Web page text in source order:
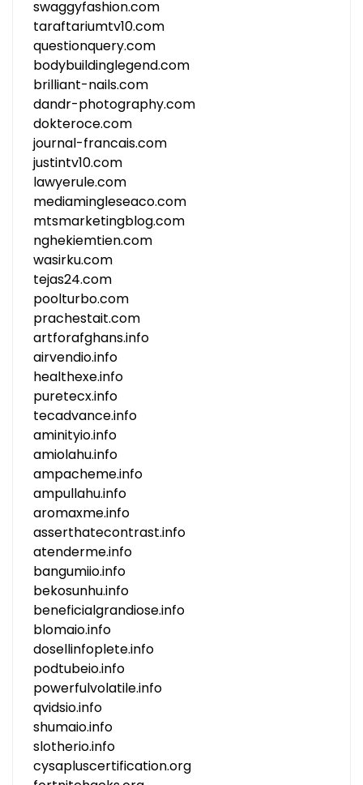
swaggyfashion.com
taraftariumtv10.com
questionquery.com
bodybuildinglegend.com
brilliant-nails.com
dandr-photography.com
dokteroce.com
journal-francais.com
justintv10.com
lawyerule.com
mediamingleseaco.com
mtsmarketingblog.com
nghekiemtien.com
wasirku.com
tejas24.com
poolturbo.com
prachestait.com
artforafghans.info
airvendio.info
healthexe.info
puretecx.info
tecadvance.info
aminityio.info
amiolahu.info
ampacheme.info
ampullahu.info
aromaxme.info
asserthatecontrast.info
atenderme.info
bangumiio.info
bekosunhu.info
beneficialgrandiose.info
blomaio.info
dosellinfoplete.info
podtubeio.info
powerfulvolatile.info
qvidsio.info
shumaio.info
slotherio.info
cysapluscertification.org